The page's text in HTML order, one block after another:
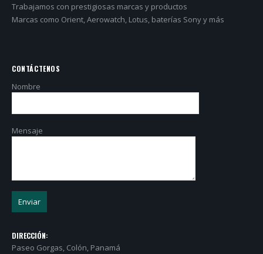
Trabajamos con prestigiosas marcas y productos
Marcas como Orient, Aerowatch, Lotus, baterías Sony y más
CONTÁCTENOS
Nombre
Mensaje
DIRECCIÓN:
Paseo Gorgas, Colón, Panamá